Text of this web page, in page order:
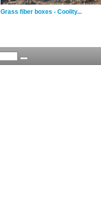
Grass fiber boxes - Coolity...